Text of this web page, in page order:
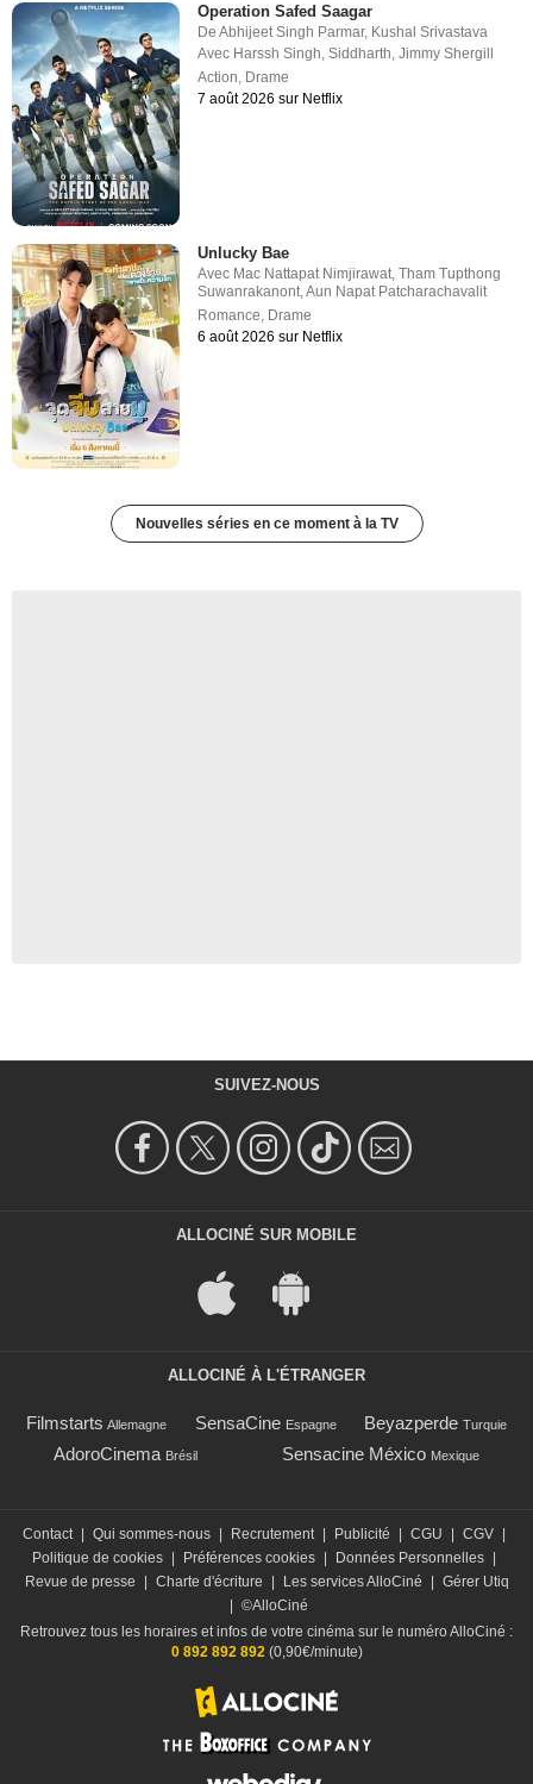
Operation Safed Saagar
DeAbhijeet Singh Parmar, Kushal Srivastava
Avec Harssh Singh,Siddharth,Jimmy Shergill
Action, Drame
7 août 2026 sur Netflix
Unlucky Bae
Avec Mac Nattapat Nimjirawat,Tham Tupthong
Suwanrakanont,Aun Napat Patcharachavalit
Romance, Drame
6 août 2026 sur Netflix
Nouvelles séries en ce moment à la TV
SUIVEZ-NOUS
ALLOCINÉ SUR MOBILE
ALLOCINÉ À L'ÉTRANGER
Filmstarts Allemagne SensaCine Espagne Beyazperde Turquie
AdoroCinema Brésil Sensacine México Mexique
Contact | Qui sommes-nous | Recrutement | Publicité | CGU | CGV |
Politique de cookies | Préférences cookies | Données Personnelles |
Revue de presse
| Charte d'écriture | Les services AlloCiné | Gérer Utiq
| ©AlloCiné
Retrouvez tous les horaires et infos de votre cinéma sur le numéro AlloCiné :
0 892 892 892 (0,90€/minute)